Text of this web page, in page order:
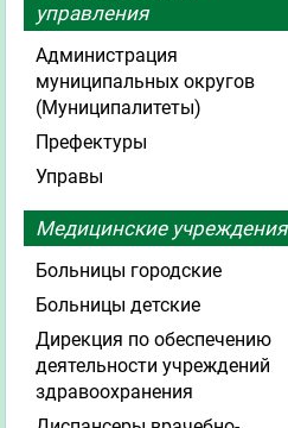
управления
Администрация
муниципальных округов
(Муниципалитеты)
Префектуры
Управы
Медицинские учреждения
Больницы городские
Больницы детские
Дирекция по обеспечению
деятельности учреждений
здравоохранения